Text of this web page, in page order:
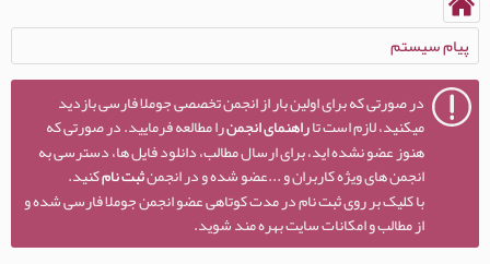
پیام سیستم
در صورتی که برای اولین بار از انجمن تخصصی جوملا فارسی بازدید
میکنید، لازم است تاراهنمای انجمنرا مطالعه فرمایید. در صورتی که
هنوز عضو نشده اید، برای ارسال مطالب، دانلود فایل ها، دسترسی به
انجمن های ویژه کاربران و ...عضو شده و در انجمنثبت نامکنید.
با کلیک بر روی ثبت نام در مدت کوتاهی عضو انجمن جوملا فارسی شده و
از مطالب و امکانات سایت بهره مند شوید.